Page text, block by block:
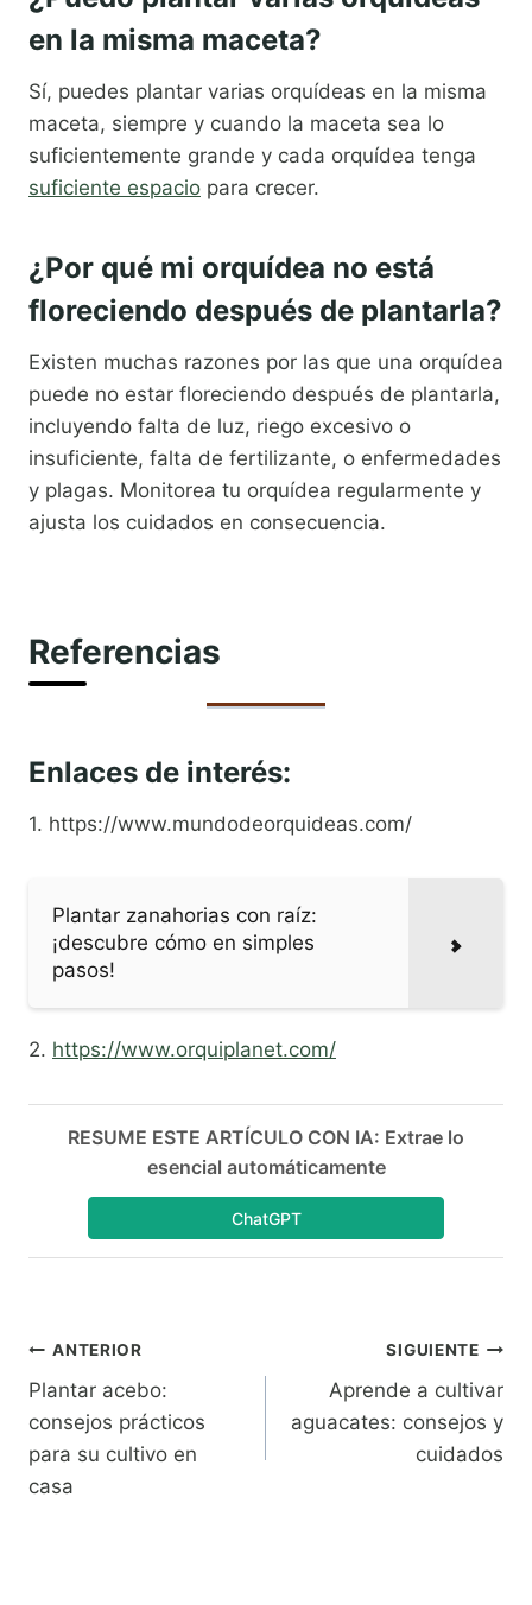
en la misma maceta?
Sí, puedes plantar varias orquídeas en la misma
maceta, siempre y cuando la maceta sea lo
suficientemente grande y cada orquídea tenga
suficiente espacio para crecer.
¿Por qué mi orquídea no está
floreciendo después de plantarla?
Existen muchas razones por las que una orquídea
puede no estar floreciendo después de plantarla,
incluyendo falta de luz, riego excesivo o
insuficiente, falta de fertilizante, o enfermedades
y plagas. Monitorea tu orquídea regularmente y
ajusta los cuidados en consecuencia.
Referencias
Enlaces de interés:
1. https://www.mundodeorquideas.com/
Plantar zanahorias con raíz:
¡descubre cómo en simples
pasos!
2. https://www.orquiplanet.com/
RESUME ESTE ARTÍCULO CON IA: Extrae lo
esencial automáticamente
ChatGPT
Navegación
de
entradas
ANTERIOR
Plantar acebo:
consejos prácticos
para su cultivo en
casa
SIGUIENTE
Aprende a cultivar
aguacates: consejos y
cuidados